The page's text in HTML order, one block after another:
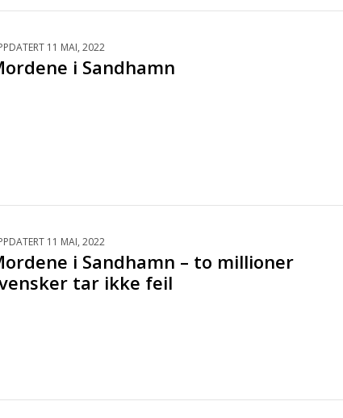
11 MAI, 2022
i Sandhamn
11 MAI, 2022
i Sandhamn – to millioner
tar ikke feil